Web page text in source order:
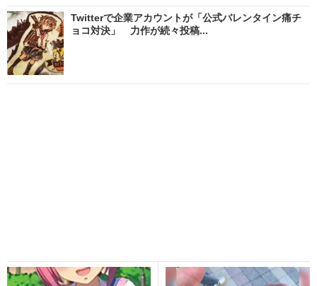
Twitterで企業アカウントが「公式バレンタイン痛チ
ョコ対決」 力作が続々投稿...